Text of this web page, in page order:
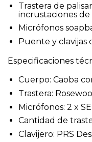
Trastera de
incrustaciones de
Micrófonos
Puente y clavijas
Especificaciones
Cuerpo: Caoba
Trastera:
Micrófonos: 2 x
Cantidad de
Clavijero: PRS